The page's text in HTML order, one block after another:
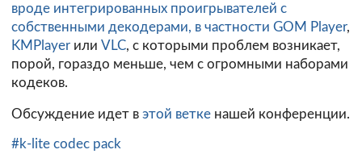
вроде интегрированных проигрывателей с
собственными декодерами, в частности GOM Player,
KMPlayer или VLC, с которыми проблем возникает,
порой, гораздо меньше, чем с огромными наборами
кодеков.
Обсуждение идет в этой ветке нашей конференции.
#k-lite codec pack